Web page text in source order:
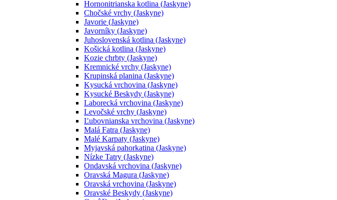
Hornonitrianska kotlina (Jaskyne)
Chočské vrchy (Jaskyne)
Javorie (Jaskyne)
Javorníky (Jaskyne)
Juhoslovenská kotlina (Jaskyne)
Košická kotlina (Jaskyne)
Kozie chrbty (Jaskyne)
Kremnické vrchy (Jaskyne)
Krupinská planina (Jaskyne)
Kysucká vrchovina (Jaskyne)
Kysucké Beskydy (Jaskyne)
Laborecká vrchovina (Jaskyne)
Levočské vrchy (Jaskyne)
Ľubovnianska vrchovina (Jaskyne)
Malá Fatra (Jaskyne)
Malé Karpaty (Jaskyne)
Myjavská pahorkatina (Jaskyne)
Nízke Tatry (Jaskyne)
Ondavská vrchovina (Jaskyne)
Oravská Magura (Jaskyne)
Oravská vrchovina (Jaskyne)
Oravské Beskydy (Jaskyne)